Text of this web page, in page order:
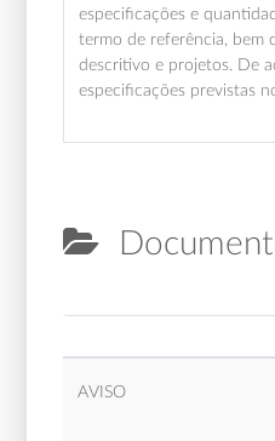
especificações e
termo de referência, bem
descritivo e projetos. De
especificações previstas
AVISO